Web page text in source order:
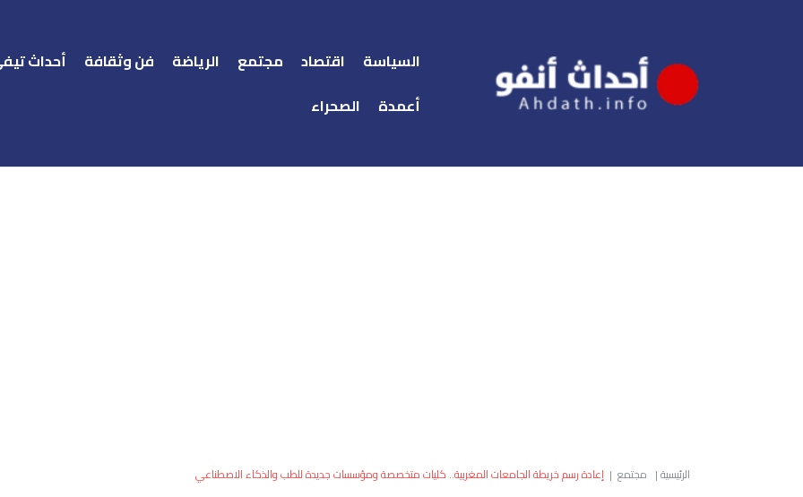
السياسة اقتصاد مجتمع الرياضة فن وثقافة أحداث
أعمدة
الصحراء
الرئيسية| مجتمع | إعادة رسم خريطة الجامعات المغربية.. كليات متخصصة ومؤسسات جديدة للطب والذكاء الاصطناعي